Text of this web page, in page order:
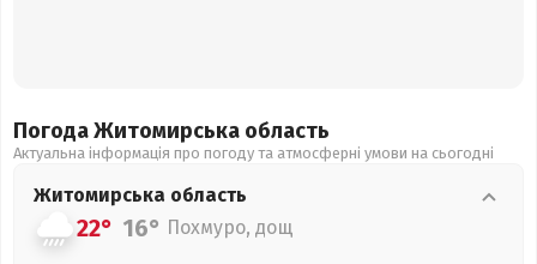
Погода Житомирська область
Актуальна інформація про погоду та атмосферні умови на сьогодні
Житомирська область
22° 16° Похмуро, дощ